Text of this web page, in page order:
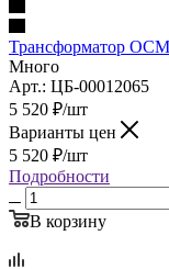
Трансформатор
Много
Арт.: ЦБ-00012065
5 520 ₽/шт
Варианты цен
5 520 ₽/шт
Подробности
В корзину